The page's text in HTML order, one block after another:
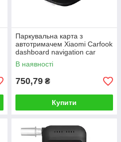
Паркувальна карта з
автотримачем Xiaomi Carfook
dashboard navigation car
mount ZM-18 parking sign
model
В наявності
750,79 ₴
Купити